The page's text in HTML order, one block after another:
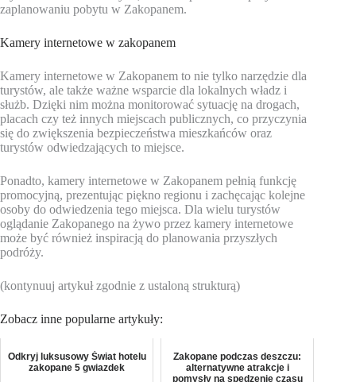
zaplanowaniu pobytu w Zakopanem.
Kamery internetowe w zakopanem
Kamery internetowe w Zakopanem to nie tylko narzędzie dla
turystów, ale także ważne wsparcie dla lokalnych władz i
służb. Dzięki nim można monitorować sytuację na drogach,
placach czy też innych miejscach publicznych, co przyczynia
się do zwiększenia bezpieczeństwa mieszkańców oraz
turystów odwiedzających to miejsce.
Ponadto, kamery internetowe w Zakopanem pełnią funkcję
promocyjną, prezentując piękno regionu i zachęcając kolejne
osoby do odwiedzenia tego miejsca. Dla wielu turystów
oglądanie Zakopanego na żywo przez kamery internetowe
może być również inspiracją do planowania przyszłych
podróży.
(kontynuuj artykuł zgodnie z ustaloną strukturą)
Zobacz inne popularne artykuły:
Odkryj luksusowy Świat hotelu
zakopane 5 gwiazdek
Zakopane podczas deszczu:
alternatywne atrakcje i
pomysły na spędzenie czasu